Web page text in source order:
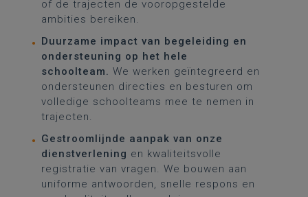
of de trajecten de vooropgestelde
ambities bereiken.
Duurzame impact van begeleiding en
ondersteuning op het hele
schoolteam. We werken geïntegreerd en
ondersteunen directies en besturen om
volledige schoolteams mee te nemen in
trajecten.
Gestroomlijnde aanpak van onze
dienstverlening en kwaliteitsvolle
registratie van vragen. We bouwen aan
uniforme antwoorden, snelle respons en